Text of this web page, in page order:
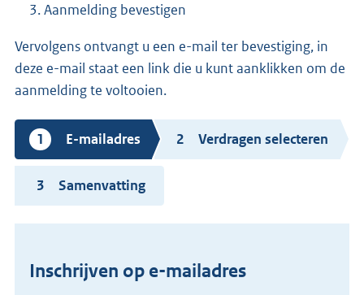
Aanmelding bevestigen
Vervolgens ontvangt u een e-mail ter bevestiging, in
deze e-mail staat een link die u kunt aanklikken om de
aanmelding te voltooien.
Huidige
stap
E-mailadres Verdragen selecteren
Samenvatting
Inschrijven op e-mailadres